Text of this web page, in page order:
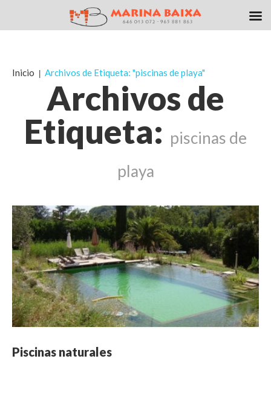
Archivos de
Etiqueta: piscinas de
playa
Inicio Archivos de Etiqueta: "piscinas de playa"
Piscinas naturales